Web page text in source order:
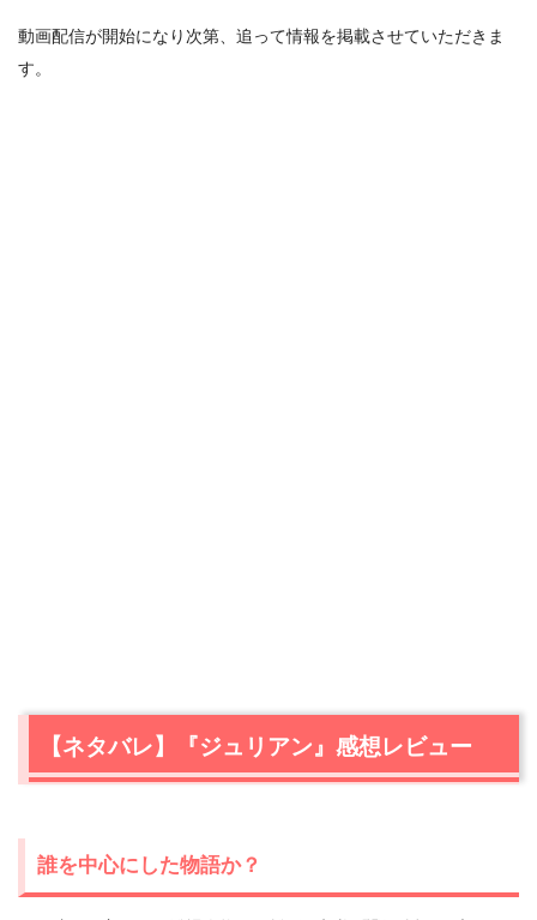
動画配信が開始になり次第、追って情報を掲載させていただきま
す。
【ネタバレ】『ジュリアン』感想レビュー
誰を中心にした物語か？